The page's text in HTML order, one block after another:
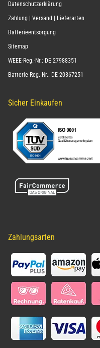
Datenschutzerklärung
Zahlung | Versand | Lieferarten
Batterieentsorgung
Sitemap
WEEE-Reg.-Nr.: DE 27988351
Batterie-Reg.-Nr.: DE 20367251
Sicher Einkaufen
Zahlungsarten